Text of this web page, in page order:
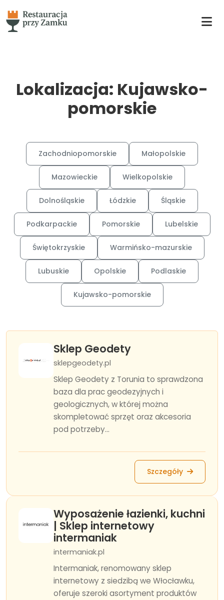
Lokalizacja: Kujawsko-
pomorskie
Zachodniopomorskie Małopolskie
Mazowieckie Wielkopolskie
Dolnośląskie Łódzkie Śląskie
Podkarpackie Pomorskie Lubelskie
Świętokrzyskie Warmińsko-mazurskie
Lubuskie Opolskie Podlaskie
Kujawsko-pomorskie
Sklep Geodety
sklepgeodety.pl
Sklep Geodety z Torunia to sprawdzona
baza dla prac geodezyjnych i
geologicznych, w której można
skompletować sprzęt oraz akcesoria
pod potrzeby...
Szczegóły
Wyposażenie łazienki, kuchni
| Sklep internetowy
intermaniak
intermaniak.pl
Intermaniak, renomowany sklep
internetowy z siedzibą we Włocławku,
oferuje szeroki asortyment produktów